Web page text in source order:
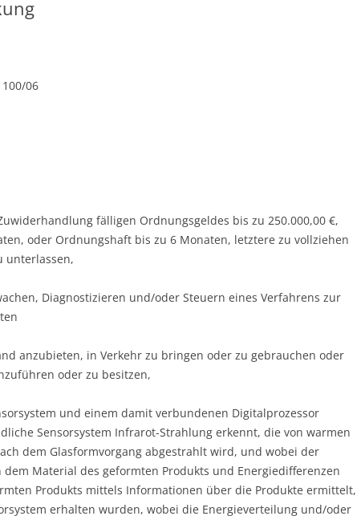
06
fälligen Ordnungsgeldes bis zu 250.000,00 €,
oder Ordnungshaft bis zu 6 Monaten, letztere zu vollziehen
unterlassen,
Diagnostizieren und/oder Steuern eines Verfahrens zur
anzubieten, in Verkehr zu bringen oder zu gebrauchen oder
oder zu besitzen,
und einem damit verbundenen Digitalprozessor
Sensorsystem Infrarot-Strahlung erkennt, die von warmen
dem Glasformvorgang abgestrahlt wird, und wobei der
Material des geformten Produkts und Energiedifferenzen
Produkts mittels Informationen über die Produkte ermittelt,
erhalten wurden, wobei die Energieverteilung und/oder